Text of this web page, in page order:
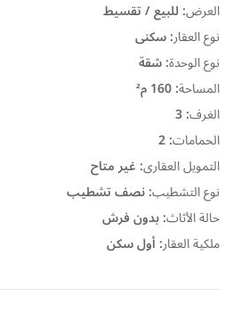
العرض:للبيع / تقسيط
نوع العقار:سكنى
نوع الوحدة:شقة
المساحة:160 م²
الغرف:
3
الحمامات:
2
التمويل العقارى: غير متاح
نوع التشطيب:نصف تشطيب
حالة الأثاث:بدون فرش
ملكية العقار: أول سكن